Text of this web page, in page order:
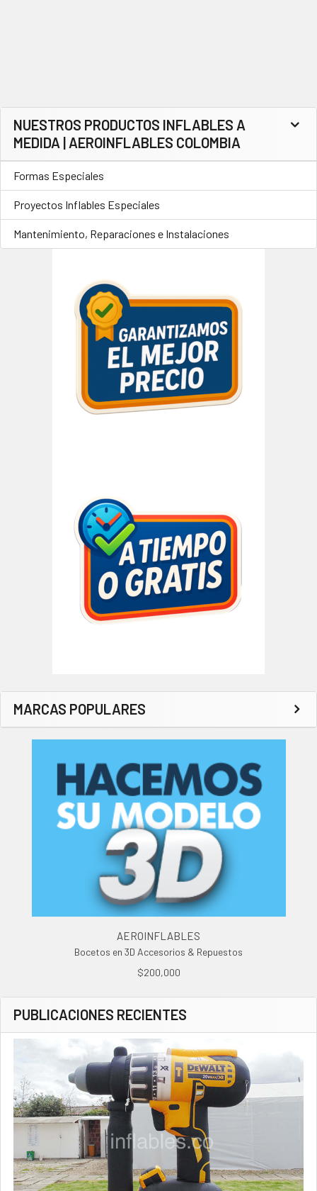
Barra
lateral
NUESTROS PRODUCTOS INFLABLES A
MEDIDA | AEROINFLABLES COLOMBIA
Formas Especiales
Proyectos Inflables Especiales
Mantenimiento, Reparaciones e Instalaciones
MARCAS POPULARES
AEROINFLABLES
Bocetos en 3D Accesorios & Repuestos
$200,000
PUBLICACIONES RECIENTES